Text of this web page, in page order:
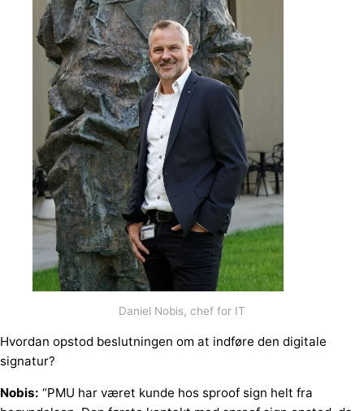
Daniel Nobis, chef for IT
Hvordan opstod beslutningen om at indføre den digitale
signatur?
Nobis: “PMU har været kunde hos sproof sign helt fra